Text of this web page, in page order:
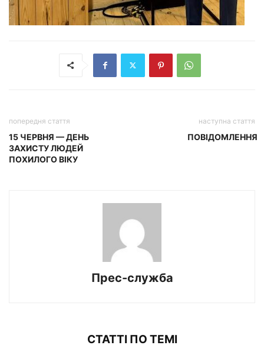
попередня стаття
15 ЧЕРВНЯ — ДЕНЬ
ЗАХИСТУ ЛЮДЕЙ
ПОХИЛОГО ВІКУ
наступна стаття
ПОВІДОМЛЕННЯ
Прес-служба
СТАТТІ ПО ТЕМІ